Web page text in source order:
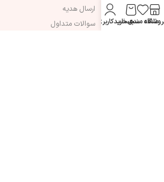
قوانین و مقرارات
ارسال هدیه
سوالات متداول
علاقه مندیسبد خرید
حساب کاربری من